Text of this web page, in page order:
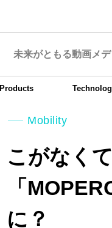
未来がともる動画メ
Products
Mobility
こがなく
「
に？